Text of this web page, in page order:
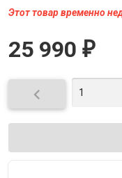
Этот товар временно
25 990 ₽
